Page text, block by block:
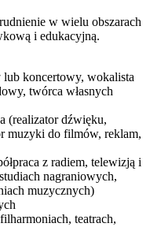
w wielu obszarach
i edukacyjną.
koncertowy, wokalista
twórca własnych
(realizator dźwięku,
muzyki do filmów, reklam,
z radiem, telewizją i
nagraniowych,
muzycznych)
teatrach,